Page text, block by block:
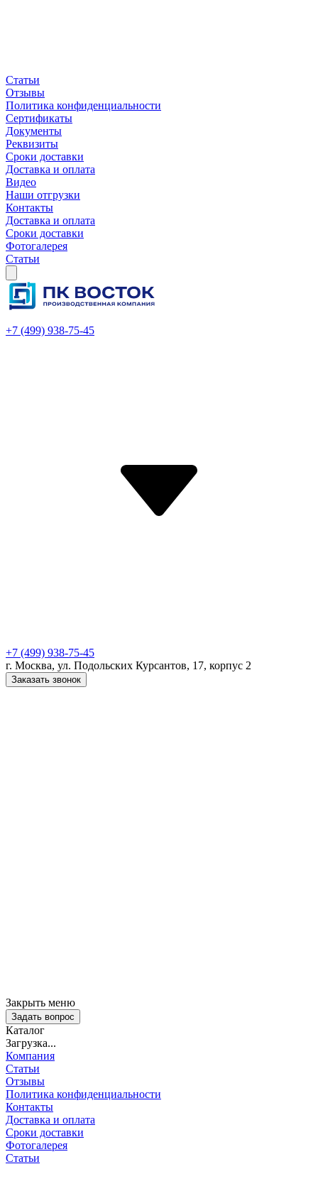
Статьи
Отзывы
Политика конфиденциальности
Сертификаты
Документы
Реквизиты
Сроки доставки
Доставка и оплата
Видео
Наши отгрузки
Контакты
Доставка и оплата
Сроки доставки
Фотогалерея
Статьи
+7 (499) 938-75-45
+7 (499) 938-75-45
г. Москва, ул. Подольских Курсантов, 17, корпус 2
Заказать звонок
Закрыть меню
Задать вопрос
Каталог
Загрузка...
Компания
Статьи
Отзывы
Политика конфиденциальности
Контакты
Доставка и оплата
Сроки доставки
Фотогалерея
Статьи